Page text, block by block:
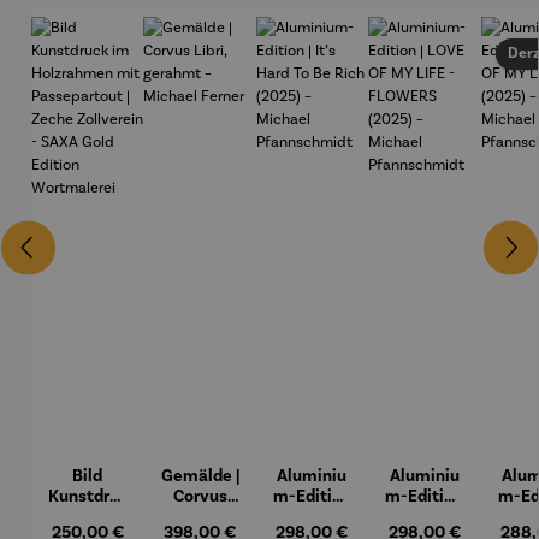
Bild
Kunstdruc
Regulärer Preis:
250,00 €
Gemälde |
Corvus
Regulärer Preis:
398,00 €
Aluminiu
m-Edition
Regulärer Preis:
298,00 €
Aluminiu
m-Edition
Regulärer Preis:
298,00 €
m-